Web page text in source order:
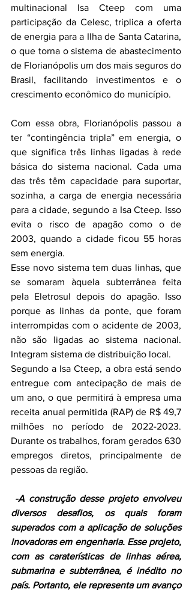
multinacional Isa Cteep com uma
participação da Celesc, triplica a oferta
de energia para a Ilha de Santa Catarina,
o que torna o sistema de abastecimento
de Florianópolis um dos mais seguros do
Brasil, facilitando investimentos e o
crescimento econômico do município.
Com essa obra, Florianópolis passou a
ter “contingência tripla” em energia, o
que significa três linhas ligadas à rede
básica do sistema nacional. Cada uma
das três têm capacidade para suportar,
sozinha, a carga de energia necessária
para a cidade, segundo a Isa Cteep. Isso
evita o risco de apagão como o de
2003, quando a cidade ficou 55 horas
sem energia.
Esse novo sistema tem duas linhas, que
se somaram àquela subterrânea feita
pela Eletrosul depois do apagão. Isso
porque as linhas da ponte, que foram
interrompidas com o acidente de 2003,
não são ligadas ao sistema nacional.
Integram sistema de distribuição local.
Segundo a Isa Cteep, a obra está sendo
entregue com antecipação de mais de
um ano, o que permitirá à empresa uma
receita anual permitida (RAP) de R$ 49,7
milhões no período de 2022-2023.
Durante os trabalhos, foram gerados 630
empregos diretos, principalmente de
pessoas da região.
diversos desafios, os quais foram
superados com a aplicação de soluções
inovadoras em engenharia. Esse projeto,
com as caraterísticas de linhas aérea,
submarina e subterrânea, é inédito no
país. Portanto, ele representa um avanço